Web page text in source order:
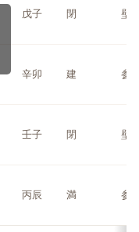
戊子 閉 壁
辛卯 建 参
壬子 閉 壁
丙辰 満 参